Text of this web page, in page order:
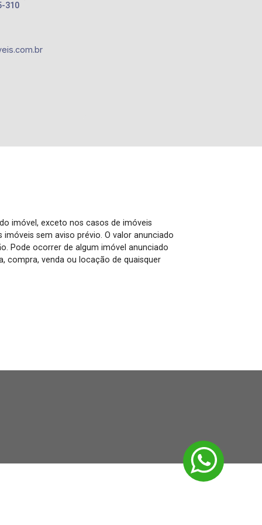
310
imóvel, exceto nos casos de imóveis
sem aviso prévio. O valor anunciado
Pode ocorrer de algum imóvel anunciado
compra, venda ou locação de quaisquer